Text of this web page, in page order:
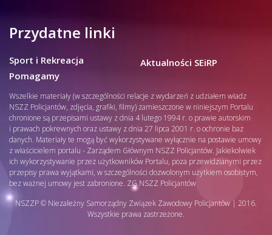
Przydatne linki
Sport i Rekreacja
Pomagamy
Aktualności SEiRP
Wszelkie materiały (w szczególności relacje z wydarzeń z udziałem władz
NSZZ Policjantów, zdjęcia, grafiki, filmy) zamieszczone w niniejszym Portalu
chronione są przepisami ustawy z dnia 4 lutego 1994 r. o prawie autorskim
i prawach pokrewnych oraz ustawy z dnia 27 lipca 2001 r. o ochronie baz
danych. Materiały te mogą być wykorzystywane wyłącznie na postawie umowy
z właścicielem portalu - Zarządem Głównym NSZZ Policjantów. Jakiekolwiek
ich wykorzystywanie przez użytkowników Portalu, poza przewidzianymi przez
przepisy prawa wyjątkami, w szczególności dozwolonym użytkiem osobistym,
bez ważnej umowy jest zabronione. ZG NSZZ Policjantów
NSZZP © Niezależny Samorządny Związek Zawodowy Policjantów | 2016.
Wszystkie prawa zastrzeżone.